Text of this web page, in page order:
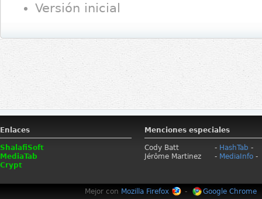
Versión inicial
Enlaces
ShalafiSoft
MediaTab
Crypt
Menciones especiales
Cody Batt - HashTab -
Jérôme Martinez
- MediaInfo -
Mejor con Mozilla Firefox - Google Chrome